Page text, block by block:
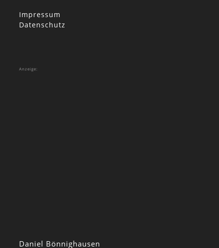
Impressum
Datenschutz
Anzeige:
Daniel Bönnighausen